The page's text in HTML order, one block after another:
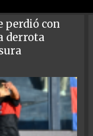
perdió con
derrota